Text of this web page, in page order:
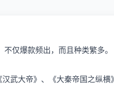
仅爆款频出，而且种类繁多。
武大帝》、《大秦帝国之纵